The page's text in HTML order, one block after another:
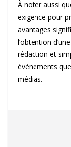
À noter aussi
exigence pour
avantages
l’obtention
rédaction et
événements
médias.